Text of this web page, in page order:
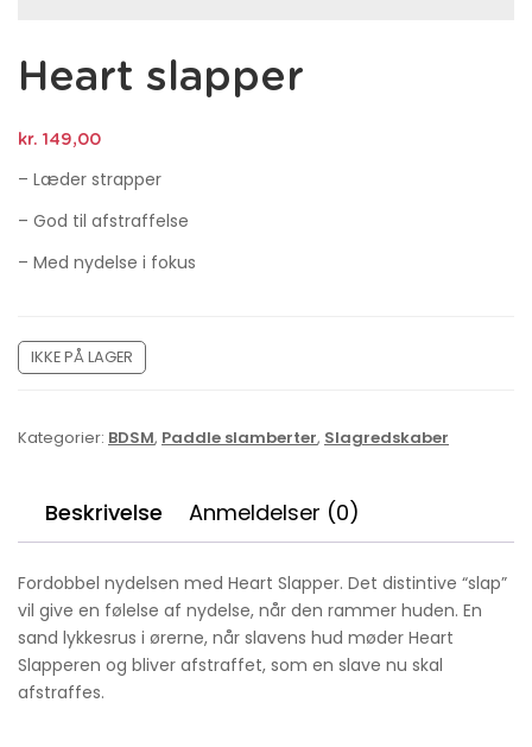
Heart slapper
kr. 149,00
– Læder strapper
– God til afstraffelse
– Med nydelse i fokus
IKKE PÅ LAGER
Kategorier: BDSM, Paddle slamberter, Slagredskaber
Beskrivelse Anmeldelser (0)
Fordobbel nydelsen med Heart Slapper. Det distintive “slap”
vil give en følelse af nydelse, når den rammer huden. En
sand lykkesrus i ørerne, når slavens hud møder Heart
Slapperen og bliver afstraffet, som en slave nu skal
afstraffes.